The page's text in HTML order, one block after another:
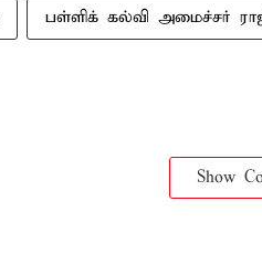
பள்ளிக் கல்வி அமைச்சர்
Show